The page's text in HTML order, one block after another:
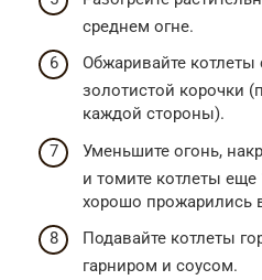
среднем огне.
Обжаривайте котлеты
золотистой корочки
каждой стороны).
Уменьшите огонь,
и томите котлеты
хорошо прожарились
Подавайте котлеты
гарниром и соусом.